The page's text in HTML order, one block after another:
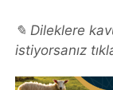
✎ Dileklere
istiyorsanız